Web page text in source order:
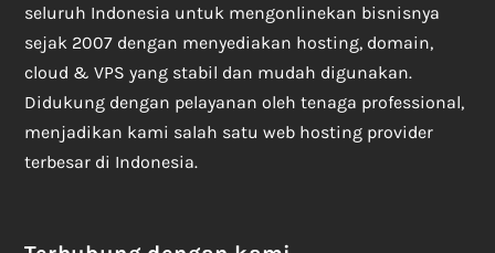
seluruh Indonesia untuk mengonlinekan bisnisnya
sejak 2007 dengan menyediakan hosting, domain,
cloud & VPS yang stabil dan mudah digunakan.
Didukung dengan pelayanan oleh tenaga professional,
menjadikan kami salah satu web hosting provider
terbesar di Indonesia.